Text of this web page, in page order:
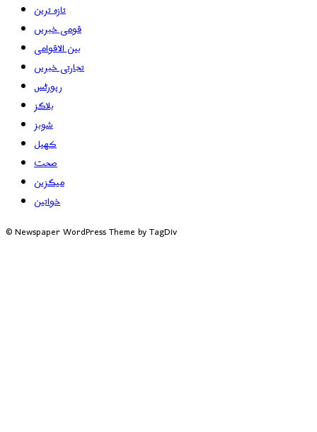
تازہ ترین
قومی خبریں
بین الاقوامی
تجارتی خبریں
رپورٹس
بلاگز
شوبز
کھیل
صحت
میگزین
خواتین
© Newspaper WordPress Theme by TagDiv